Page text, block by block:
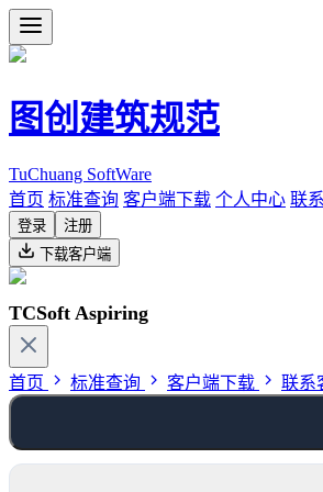
图创建筑规范
TuChuang SoftWare
首页 标准查询 客户端下载 个人中心 联
登录
注册
下载客户端
TCSoft Aspiring
首页 标准查询 客户端下载 联系